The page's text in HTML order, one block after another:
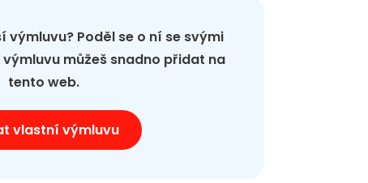
výmluvu? Poděl se o ní se svými
můžeš snadno přidat na
tento web.
vlastní výmluvu